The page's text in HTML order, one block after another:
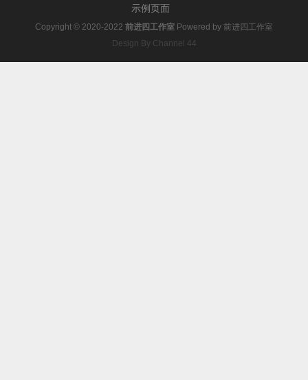
示例页面
Copyright © 2020-2022 前进四工作室 Powered by 前进四工作室
Design By Channel 44